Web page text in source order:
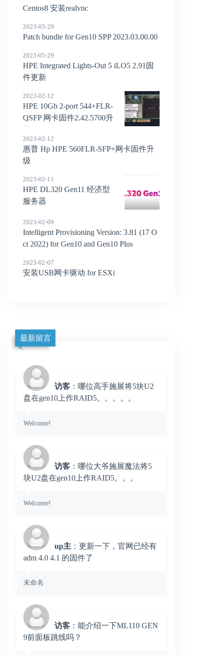
Centos8 安装realvnc
2023-05-29
Patch bundle for Gen10 SPP 2023.03.00.00
2023-05-29
HPE Integrated Lights-Out 5 iLO5 2.91固
件更新
2023-02-12
HPE 10Gb 2-port 544+FLR-
QSFP 网卡固件2.42.5700升
2023-02-12
惠普 Hp HPE 560FLR-SFP+网卡固件升
级
2023-02-11
HPE DL320 Gen11 经济型
服务器
2023-02-09
Intelligent Provisioning Version: 3.81 (17 O
ct 2022) for Gen10 and Gen10 Plus
2023-02-07
安装USB网卡驱动 for ESXi
最新留言
访客 ：哪位高手施展将5块U2
盘在gen10上作RAID5。。。。。
Welcome!
访客 ：哪位大爷施展魔法将5
块U2盘在gen10上作RAID5。。。
Welcome!
up主 ：更新一下，官网已经有
adm 4.0 4.1 的固件了
未命名
访客 ：能介绍一下ML110 GEN
9前面板跳线吗？